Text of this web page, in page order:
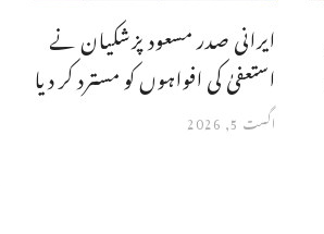
ایرانی صدر مسعود پزشکیان نے
استعفیٰ کی افواہوں کو مسترد کر دیا
اگست 5, 2026